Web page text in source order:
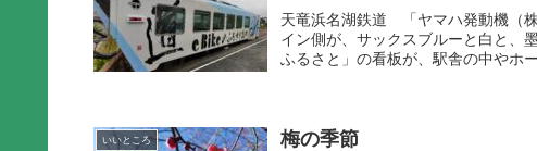
天竜浜名湖鉄道 「ヤマハ発動機
イン側が、サックスブルーと白と、
ふるさと」の看板が、駅舎の中やホ
いいところ 梅の季節